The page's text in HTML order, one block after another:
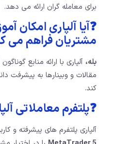
برای معامله گران ارائه می دهد.
❓آیا آلپاری امکان
مشتریان فراهم می
بله، آلپاری با ارائه منابع
مقالات و وبینارها به پیشرفت
کند.
❓پلتفرم معاملاتی
آلپاری پلتفرم های پیشرفته و